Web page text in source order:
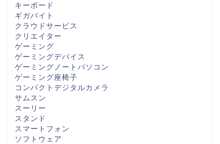
キーボード
ギガバイト
クラウドサービス
クリエイター
ゲーミング
ゲーミングデバイス
ゲーミングノートパソコン
ゲーミング座椅子
コンパクトデジタルカメラ
サムスン
スーリー
スタンド
スマートフォン
ソフトウェア